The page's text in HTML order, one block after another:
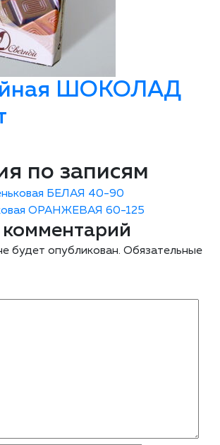
ШОКОЛАД
по записям
БЕЛАЯ 40-90
ОРАНЖЕВАЯ 60-125
будет опубликован. Обязательные